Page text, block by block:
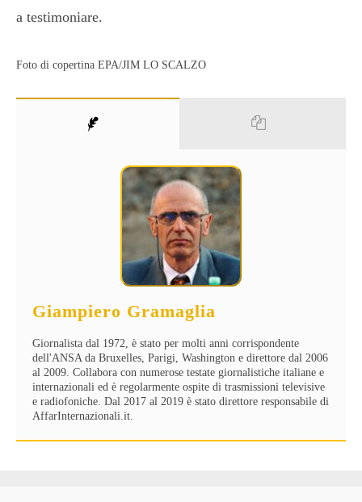
a testimoniare.
Foto di copertina EPA/JIM LO SCALZO
Giampiero Gramaglia
Giornalista dal 1972, è stato per molti anni corrispondente
dell'ANSA da Bruxelles, Parigi, Washington e direttore dal 2006
al 2009. Collabora con numerose testate giornalistiche italiane e
internazionali ed è regolarmente ospite di trasmissioni televisive
e radiofoniche. Dal 2017 al 2019 è stato direttore responsabile di
AffarInternazionali.it.